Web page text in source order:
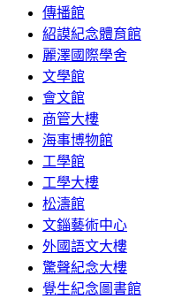
傳播館
紹謨紀念體育館
麗澤國際學舍
文學館
會文館
商管大樓
海事博物館
工學館
工學大樓
松濤館
文錙藝術中心
外國語文大樓
驚聲紀念大樓
覺生紀念圖書館